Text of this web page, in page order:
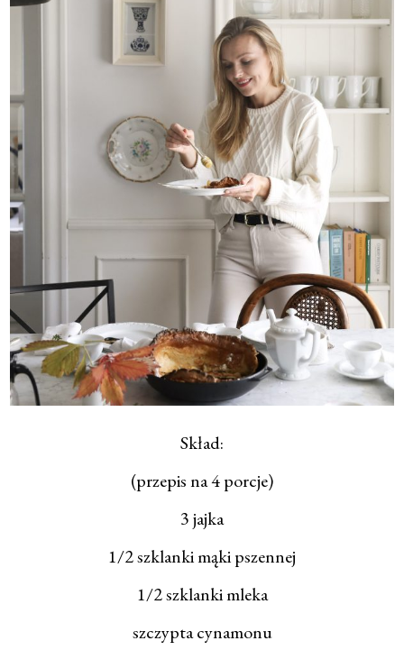
Skład:
(przepis na 4 porcje)
3 jajka
1/2 szklanki mąki pszennej
1/2 szklanki mleka
szczypta cynamonu